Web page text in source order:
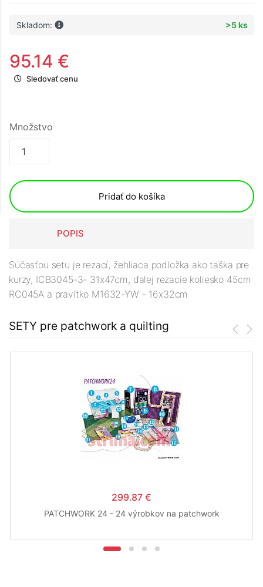
Skladom: >5 ks
95.14 €
Sledovať cenu
Množstvo
Pridať do košíka
POPIS
Súčasťou setu je rezací, žehliaca podložka ako taška pre
kurzy, ICB3045-3- 31x47cm, ďalej rezacie koliesko 45cm
RC045A a pravítko M1632-YW - 16x32cm
SETY pre patchwork a quilting
299.87 €
PATCHWORK 24 - 24 výrobkov na patchwork